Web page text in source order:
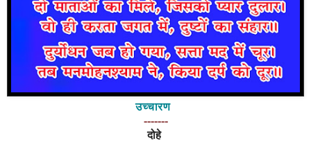
उच्चारण
-------
दोहे